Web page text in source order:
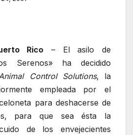
Rico – El asilo de
Serenos» ha decidido
Control Solutions, la
empleada por el
para deshacerse de
para que sea ésta la
de los envejecientes